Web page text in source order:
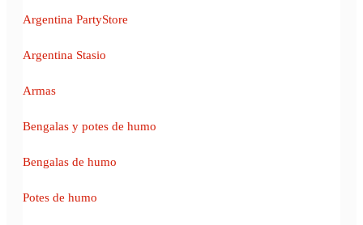
Argentina PartyStore
Argentina Stasio
Armas
Bengalas y potes de humo
Bengalas de humo
Potes de humo